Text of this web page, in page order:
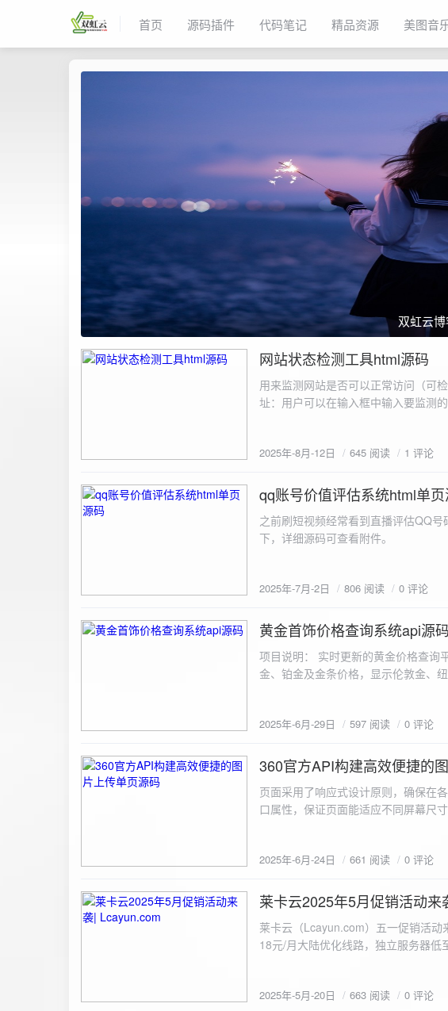
首页 源码插件 代码笔记 精品资源 美图音
双虹
2025-8-12
网站状态检测工具html源码
用来监测网站是否可以正常访问（可
址：用户可以在输入框中输入要监测
同时也会从筛选下拉框中移除该网址
测功能： 设置监测间隔：用户可以在
停止监测：点击 “开始监测” 按钮，
隔时间循环检测。点击 “停止监测” 按
行最多 3 次重试，若重试后仍失败，
会显示所有或筛选后的监测日志，正
2025年-8月-12日 645 阅读 1 评论
2025-7-2
qq账号价值评估系统html单
之前刷短视频经常看到直播评估QQ
2025年-7月-2日 806 阅读 0 评论
2025-6-29
黄金首饰价格查询系统api源码
项目说明： 实时更新的黄金价格查询
金、铂金及金条价格，显示伦敦金、
2025年-6月-29日 597 阅读 0 评论
2025-6-24
360官方API构建高效便捷的
页面采用了响应式设计原则，确保在
口属性，保证页面能适应不同屏幕尺
重置默认样式 */ * { margin: 0; padding: 0; box-sizing: border-box; } /* 设置页面的字体和添加背景图片 */
center fixed; /* 使用服务器上的路径 */ background-size: cover; /* 保证背景图片覆盖整个视窗 */ color:
#333; display: flex; justify-content: center; align-items: center; min-height: 100vh; margin: 0; } /* 容器样
式 */ .container { background-color: rgba(255, 255, 255, 0.9); /* 使用半透明白色背景，以便在图片背景
上更清晰地显示内容 */ padding: 30px; border-radius: 8px; box-shadow: 0 4px 8px rgba(0, 0, 0, 0.1);
padding: 8px; background-color: #f7f7f7; border: 1px solid #ccc; border-radius: 4px; font-size: 16px;
2025年-6月-24日 661 阅读 0 评论
2025-5-20
莱卡云2025年5月促销活动来
莱卡云（Lcayun.com）五一促销活动来袭 莱卡云是一家专门经营大陆优化线路的服务商，云
18元/月大陆优化线路，独立服务器
https://www.lcayun.com/actcloud.html
2025年-5月-20日 663 阅读 0 评论